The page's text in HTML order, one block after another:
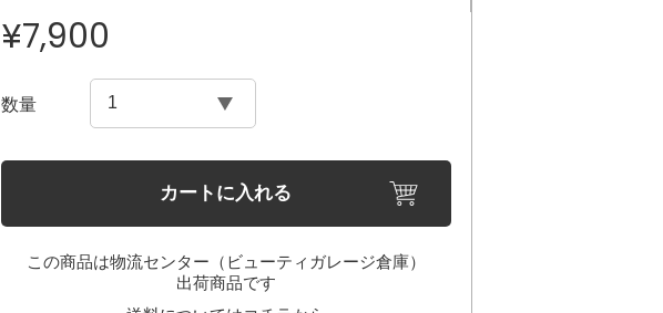
¥7,900
数量
カートに入れる
この商品は物流センター（ビューティガレージ倉庫）
出荷商品です